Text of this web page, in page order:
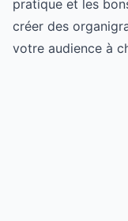
pratique et les
créer des
votre audience à